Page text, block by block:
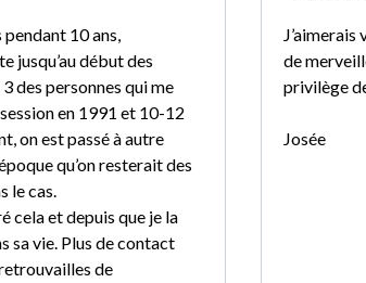
pendant 10 ans,
jusqu’au début des
des personnes qui me
en 1991 et 10-12
on est passé à autre
qu’on resterait des
le cas.
cela et depuis que je la
sa vie. Plus de contact
de
de
privilège
Josée